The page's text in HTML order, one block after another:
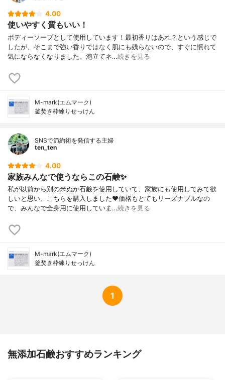
4.00
使いやすく質もいい！
ボディーソープとして使用しています！最初香りはあれ？という感じで
したが、そこまで強い香りではなく肌にも残らないので、すぐに慣れて
気にならなくなりました。泡立てネ…続きを見る
M-mark(エムマーク)
釜焚き枠練りせっけん
SNSで節約術を発信する主婦
ten_ten
4.00
家族みんなで使うならこの石鹸✨
私が以前から別の米ぬか石鹸を使用していて、家族にも使用してみて欲
しいと思い、こちらを購入しました❤️価格もとてもリーズナブルなの
で、みんなで全身用に使用していま…続きを見る
M-mark(エムマーク)
釜焚き枠練りせっけん
1
無添加石鹸おすすめランキング